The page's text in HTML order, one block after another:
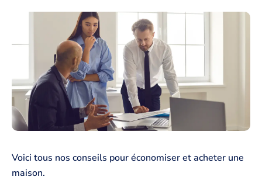
Voici tous nos conseils pour économiser et acheter une
maison.